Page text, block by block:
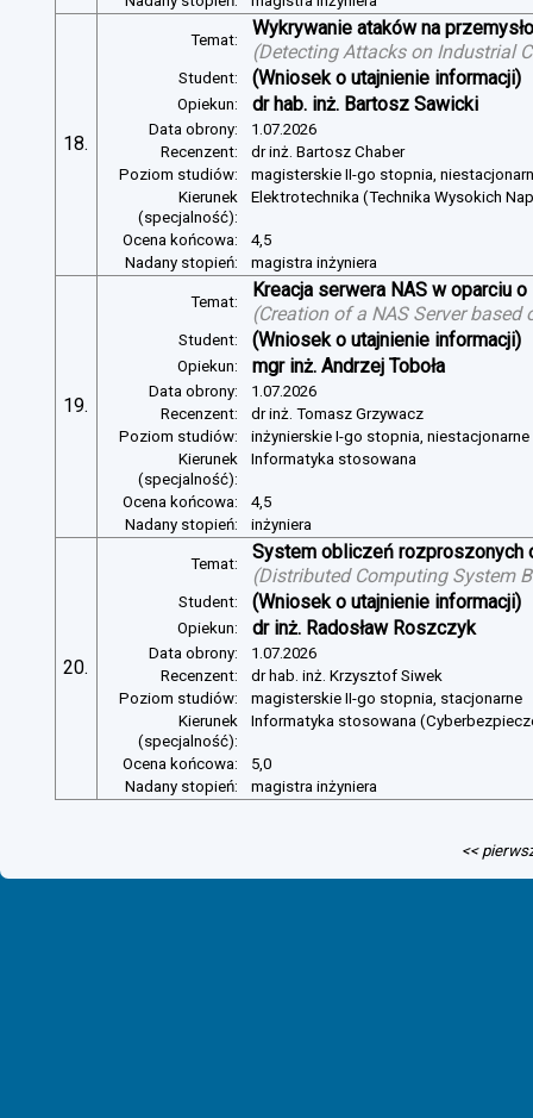
18.
Temat:
Wykrywanie ataków na
(Detecting Attacks on Industrial
Student: (Wniosek o utajnienie informacji)
Opiekun: dr hab. inż. Bartosz Sawicki
Data obrony:
1.07.2026
Recenzent:
dr inż. Bartosz Chaber
Poziom studiów:
magisterskie II-go stopnia,
Kierunek
(specjalność):
Elektrotechnika (Technika Wysokich
Ocena końcowa:
4,5
Nadany stopień:
magistra inżyniera
19.
Temat:
Kreacja serwera NAS w oparciu
(Creation of a NAS Server based
Student: (Wniosek o utajnienie informacji)
Opiekun: mgr inż. Andrzej Toboła
Data obrony:
1.07.2026
Recenzent:
dr inż. Tomasz Grzywacz
Poziom studiów:
inżynierskie I-go stopnia, niestacjonarne
Kierunek
(specjalność):
Informatyka stosowana
Ocena końcowa:
4,5
Nadany stopień:
inżyniera
20.
Temat:
System obliczeń rozproszonych
(Distributed Computing System
Student: (Wniosek o utajnienie informacji)
Opiekun: dr inż. Radosław Roszczyk
Data obrony:
1.07.2026
Recenzent:
dr hab. inż. Krzysztof Siwek
Poziom studiów:
magisterskie II-go stopnia, stacjonarne
Kierunek
(specjalność):
Informatyka stosowana
Ocena końcowa:
5,0
Nadany stopień:
magistra inżyniera
<<